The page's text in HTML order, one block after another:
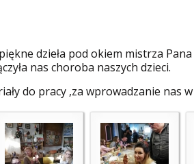
dzieła pod okiem mistrza
nas choroba naszych dzieci.
do pracy ,za wprowadzanie nas